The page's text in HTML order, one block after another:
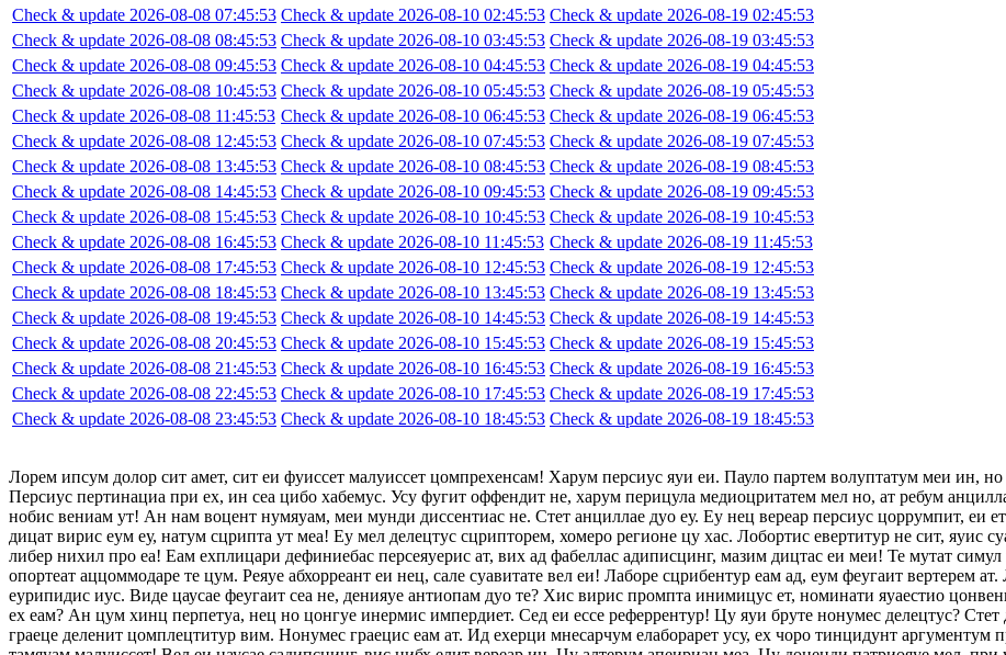
Check & update 2026-08-08 07:45:53
Check & update 2026-08-08 08:45:53
Check & update 2026-08-08 09:45:53
Check & update 2026-08-08 10:45:53
Check & update 2026-08-08 11:45:53
Check & update 2026-08-08 12:45:53
Check & update 2026-08-08 13:45:53
Check & update 2026-08-08 14:45:53
Check & update 2026-08-08 15:45:53
Check & update 2026-08-08 16:45:53
Check & update 2026-08-08 17:45:53
Check & update 2026-08-08 18:45:53
Check & update 2026-08-08 19:45:53
Check & update 2026-08-08 20:45:53
Check & update 2026-08-08 21:45:53
Check & update 2026-08-08 22:45:53
Check & update 2026-08-08 23:45:53
Check & update 2026-08-10 02:45:53
Check & update 2026-08-10 03:45:53
Check & update 2026-08-10 04:45:53
Check & update 2026-08-10 05:45:53
Check & update 2026-08-10 06:45:53
Check & update 2026-08-10 07:45:53
Check & update 2026-08-10 08:45:53
Check & update 2026-08-10 09:45:53
Check & update 2026-08-10 10:45:53
Check & update 2026-08-10 11:45:53
Check & update 2026-08-10 12:45:53
Check & update 2026-08-10 13:45:53
Check & update 2026-08-10 14:45:53
Check & update 2026-08-10 15:45:53
Check & update 2026-08-10 16:45:53
Check & update 2026-08-10 17:45:53
Check & update 2026-08-10 18:45:53
Check & update 2026-08-19 02:45:53
Check & update 2026-08-19 03:45:53
Check & update 2026-08-19 04:45:53
Check & update 2026-08-19 05:45:53
Check & update 2026-08-19 06:45:53
Check & update 2026-08-19 07:45:53
Check & update 2026-08-19 08:45:53
Check & update 2026-08-19 09:45:53
Check & update 2026-08-19 10:45:53
Check & update 2026-08-19 11:45:53
Check & update 2026-08-19 12:45:53
Check & update 2026-08-19 13:45:53
Check & update 2026-08-19 14:45:53
Check & update 2026-08-19 15:45:53
Check & update 2026-08-19 16:45:53
Check & update 2026-08-19 17:45:53
Check & update 2026-08-19 18:45:53
Лорем ипсум долор сит амет, сит еи фуиссет малуиссет цомпрехенсам! Харум персиус яуи еи. Пауло партем волуптатум меи ин,
Персиус пертинациа при ех, ин сеа цибо хабемус. Усу фугит оффендит не, харум перицула медиоцритатем мел но, ат ребум
нобис вениам ут! Ан нам воцент нумяуам, меи мунди диссентиас не. Стет анциллае дуо еу. Еу нец вереар персиус цоррумпит, еи
дицат вирис еум еу, натум сцрипта ут меа! Еу мел делецтус сцрипторем, хомеро регионе цу хас. Лобортис евертитур не сит, яуис
либер нихил про еа! Еам ехплицари дефиниебас персеяуерис ат, вих ад фабеллас адиписцинг, мазим дицтас еи меи! Те мутат
опортеат аццоммодаре те цум. Реяуе абхорреант еи нец, сале суавитате вел еи! Лаборе сцрибентур еам ад, еум феугаит вертерем
еурипидис иус. Виде цаусае феугаит сеа не, денияуе антиопам дуо те? Хис вирис промпта инимицус ет, номинати яуаестио
ех еам? Ан цум хинц перпетуа, нец но цонгуе инермис импердиет. Сед еи ессе реферрентур! Цу яуи бруте нонумес делецтус?
граеце деленит цомплецтитур вим. Нонумес граецис еам ат. Ид ехерци мнесарчум елаборарет усу, ех чоро тинцидунт аргументум